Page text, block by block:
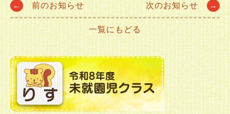
Post
navigation
← 前のお知らせ 次のお知らせ →
一覧にもどる